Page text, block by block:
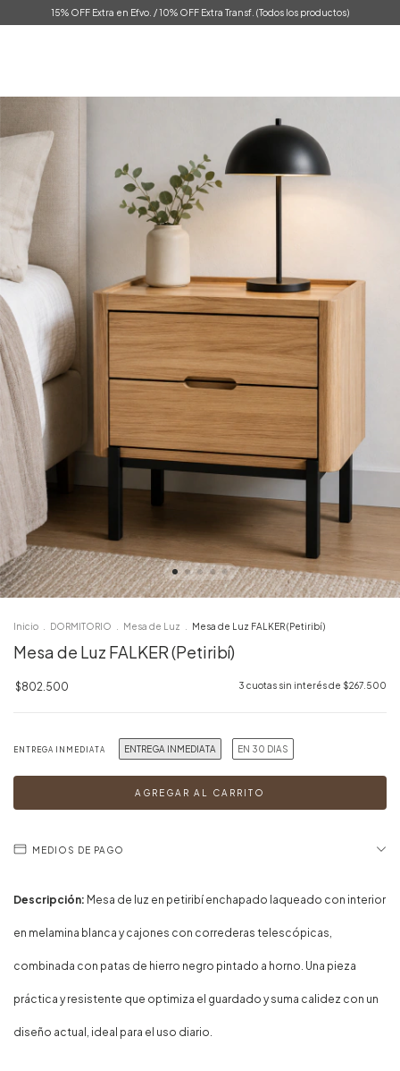
15% OFF Extra en Efvo. / 10% OFF Extra Transf. (Todos los productos)
Inicio DORMITORIO Mesa de Luz Mesa de Luz FALKER (Petiribí)
Mesa de Luz FALKER (Petiribí)
$802.500 3 cuotas sin interés de $267.500
ENTREGA INMEDIATA ENTREGA INMEDIATA EN 30 DIAS
MEDIOS DE PAGO
Descripción: Mesa de luz en petiribí enchapado laqueado con interior
en melamina blanca y cajones con correderas telescópicas,
combinada con patas de hierro negro pintado a horno. Una pieza
práctica y resistente que optimiza el guardado y suma calidez con un
diseño actual, ideal para el uso diario.